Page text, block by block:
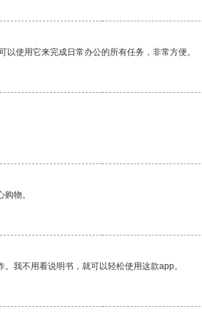
使用它来完成日常办公的所有任务，非常方便。
物。
我不用看说明书，就可以轻松使用这款app。